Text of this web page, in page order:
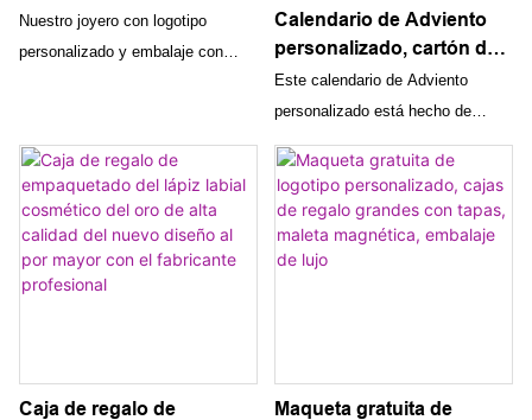
con cajón para estuches
de joyería de lujo
Nuestro joyero con logotipo
personalizado y embalaje con
sus preciosas piezas de joyería.
El diseño de alta calidad y el
logotipo personalizable lo
convierten en un complemento
perfecto para cualquier colección
de joyería de lujo.
Calendario de Adviento
personalizado, cartón de
lujo vacío, regalo de
papel, belleza, embalaje
caja de calendario de
Adviento de Navidad
Este calendario de Adviento
personalizado está hecho de
lujoso papel cartón y está
diseñado como el envoltorio de
regalo perfecto para productos de
belleza y cosméticos. Con una
cuenta atrás para Navidad, esta
Caja de regalo de
Maqueta gratuita de